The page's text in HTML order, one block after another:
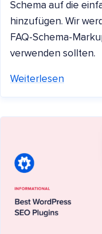
Schema auf die
hinzufügen. Wir
FAQ-Schema-
verwenden sollten.
Weiterlesen